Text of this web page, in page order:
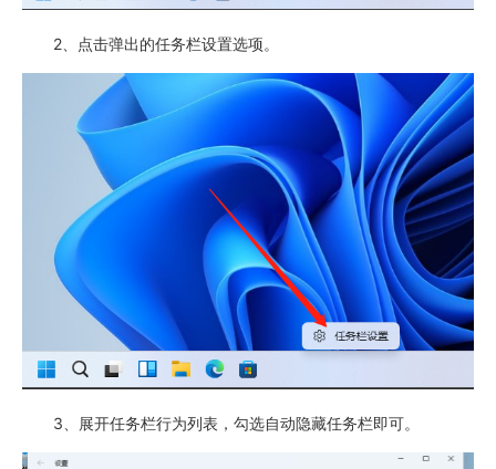
2、点击弹出的任务栏设置选项。
3、展开任务栏行为列表，勾选自动隐藏任务栏即可。